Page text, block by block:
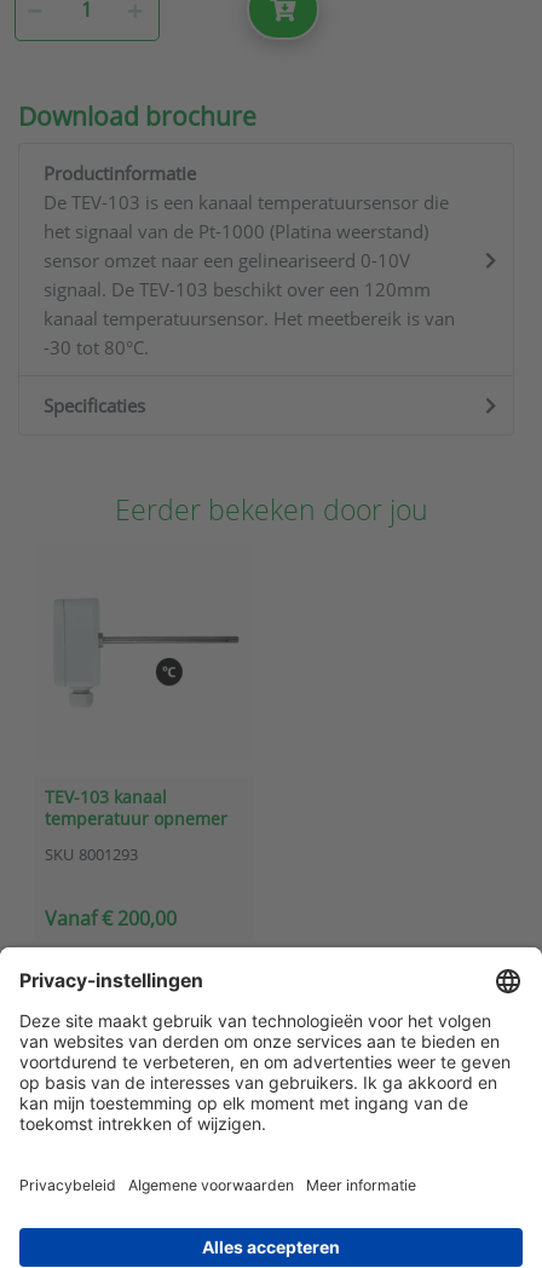
Download brochure
Productinformatie
De TEV-103 is een kanaal temperatuursensor die
het signaal van de Pt-1000 (Platina weerstand)
sensor omzet naar een gelineariseerd 0-10V
signaal. De TEV-103 beschikt over een 120mm
kanaal temperatuursensor. Het meetbereik is van
-30 tot 80°C.
Specificaties
Eerder bekeken door jou
TEV-103 kanaal
temperatuur opnemer
SKU 8001293
Vanaf € 200,00
Klantenservice
Contact met ATAL
Maandelijks op de hoogte blijven? Schrijf